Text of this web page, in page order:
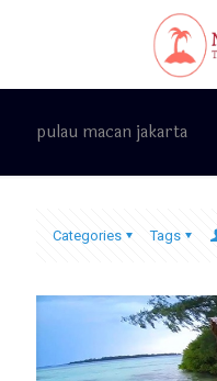
pulau macan jakarta
Categories Tags